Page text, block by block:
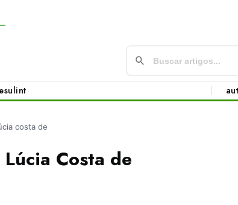
sulint
costa de
Costa de